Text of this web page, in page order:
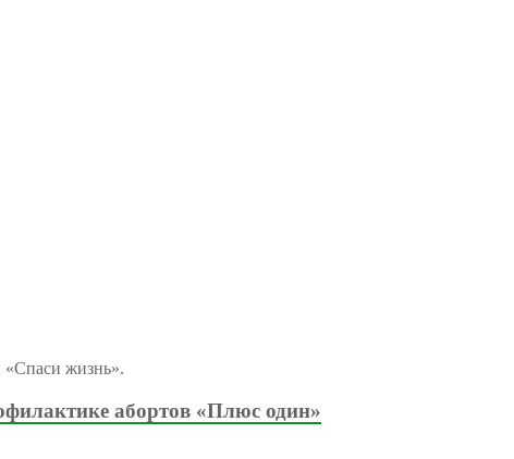
жизнь».
абортов «Плюс один»